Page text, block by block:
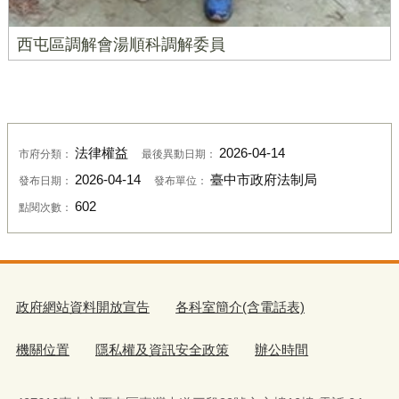
西屯區調解會湯順科調解委員
市府分類： 法律權益 最後異動日期： 2026-04-14
發布日期： 2026-04-14 發布單位： 臺中市政府法制局
點閱次數： 602
政府網站資料開放宣告 各科室簡介(含電話表)
機關位置 隱私權及資訊安全政策 辦公時間